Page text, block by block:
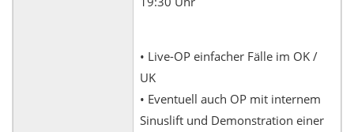
• Live-OP einfacher Fälle im OK /
UK
• Eventuell auch OP mit internem
Sinuslift und Demonstration einer